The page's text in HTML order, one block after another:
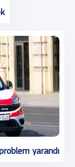
yarandı